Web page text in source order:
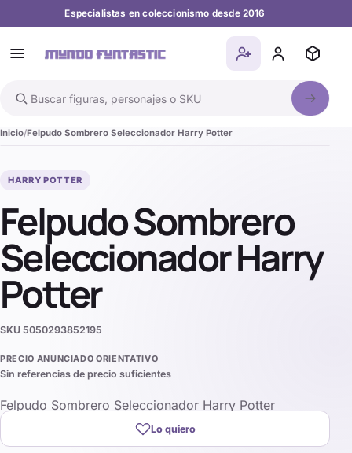
Especialistas en coleccionismo desde 2016
Buscar en el catálogo
Inicio Felpudo Sombrero Seleccionador Harry Potter
HARRY POTTER
Felpudo Sombrero
Seleccionador Harry
Potter
SKU 5050293852195
PRECIO ANUNCIADO ORIENTATIVO
Sin referencias de precio suficientes
Felpudo Sombrero Seleccionador Harry Potter
Lo quiero